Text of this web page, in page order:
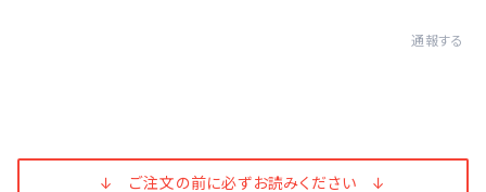
通報する
↓ ご注文の前に必ずお読みください ↓